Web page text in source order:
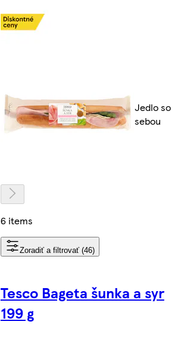
Jedlo so
sebou
6 items
Zoradiť a filtrovať (46)
Tesco Bageta šunka a syr
199 g